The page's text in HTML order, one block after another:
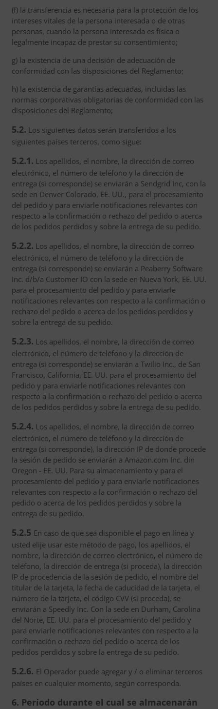
(f) la transferencia es necesaria para la protección de los
intereses vitales de la persona interesada o de otras
personas, cuando la persona interesada es física o
legalmente incapaz de prestar su consentimiento;
g) la existencia de una decisión de adecuación de
conformidad con las disposiciones del Reglamento;
h) la existencia de garantías adecuadas, incluidas las
normas corporativas obligatorias de conformidad con las
disposiciones del Reglamento;
5.2. Los siguientes datos serán transferidos a los
siguientes países terceros, como sigue:
5.2.1. Los apellidos, el nombre, la dirección de correo
electrónico, el número de teléfono y la dirección de
entrega (si corresponde) se enviarán a Sendgrid Inc, con la
sede en Denver Colorado, EE. UU., para el procesamiento
del pedido y para enviarle notificaciones relevantes con
respecto a la confirmación o rechazo del pedido o acerca
de los pedidos perdidos y sobre la entrega de su pedido.
5.2.2. Los apellidos, el nombre, la dirección de correo
electrónico, el número de teléfono y la dirección de
entrega (si corresponde) se enviarán a Peaberry Software
Inc. d/b/a Customer IO con la sede en Nueva York, EE. UU.
para el procesamiento del pedido y para enviarle
notificaciones relevantes con respecto a la confirmación o
rechazo del pedido o acerca de los pedidos perdidos y
sobre la entrega de su pedido.
5.2.3. Los apellidos, el nombre, la dirección de correo
electrónico, el número de teléfono y la dirección de
entrega (si corresponde) se enviarán a Twilio Inc., de San
Francisco, California, EE. UU. para el procesamiento del
pedido y para enviarle notificaciones relevantes con
respecto a la confirmación o rechazo del pedido o acerca
de los pedidos perdidos y sobre la entrega de su pedido.
5.2.4. Los apellidos, el nombre, la dirección de correo
electrónico, el número de teléfono y la dirección de
entrega (si corresponde), la dirección IP de donde procede
la sesión de pedido se enviarán a Amazon.com Inc. din
Oregon - EE. UU. Para su almacenamiento y para el
procesamiento del pedido y para enviarle notificaciones
relevantes con respecto a la confirmación o rechazo del
pedido o acerca de los pedidos perdidos y sobre la
entrega de su pedido.
5.2.5 En caso de que sea disponible el pago en línea y
usted elije usar este método de pago, los apellidos, el
nombre, la dirección de correo electrónico, el número de
teléfono, la dirección de entrega (si proceda), la dirección
IP de procedencia de la sesión de pedido, el nombre del
titular de la tarjeta, la fecha de caducidad de la tarjeta, el
número de la tarjeta, el código CVV (si proceda), se
enviarán a Speedly Inc. Con la sede en Durham, Carolina
del Norte, EE. UU. para el procesamiento del pedido y
para enviarle notificaciones relevantes con respecto a la
confirmación o rechazo del pedido o acerca de los
pedidos perdidos y sobre la entrega de su pedido.
5.2.6. El Operador puede agregar y / o eliminar terceros
países en cualquier momento, según corresponda.
6. Período durante el cual se almacenarán